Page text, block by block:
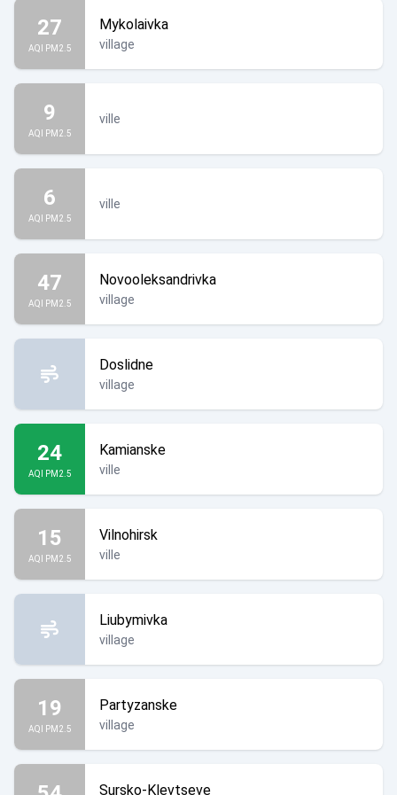
27
AQI PM2.5
Mykolaivka
village
9
AQI PM2.5
ville
6
AQI PM2.5
ville
47
AQI PM2.5
Novooleksandrivka
village
Doslidne
village
24
AQI PM2.5
Kamianske
ville
15
AQI PM2.5
Vilnohirsk
ville
Liubymivka
village
19
AQI PM2.5
Partyzanske
village
Sursko-Klevtseve